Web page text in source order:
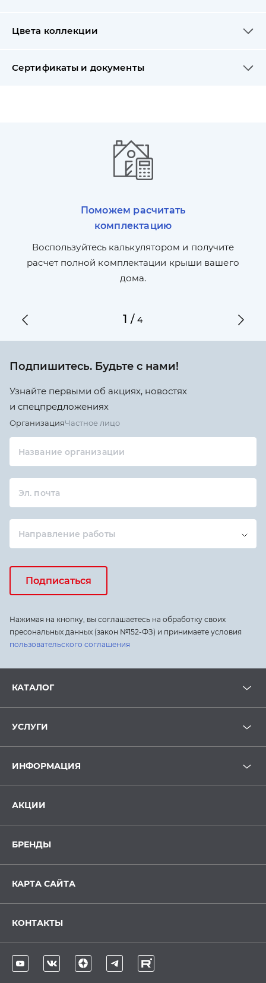
Цвета коллекции
Сертификаты и документы
Поможем расчитать
комплектацию
Воспользуйтесь калькулятором и получите
расчет полной комплектации крыши вашего
дома.
1 /4
Подпишитесь. Будьте с нами!
Узнайте первыми об акциях, новостях
и спецпредложениях
ОрганизацияЧастное лицо
Название организации
Эл. почта
Направление работы
Подписаться
Нажимая на кнопку, вы соглашаетесь на обработку своих
пресональных данных (закон №152-ФЗ) и принимаете условия
пользовательского соглашения
КАТАЛОГ
УСЛУГИ
ИНФОРМАЦИЯ
АКЦИИ
БРЕНДЫ
КАРТА САЙТА
КОНТАКТЫ